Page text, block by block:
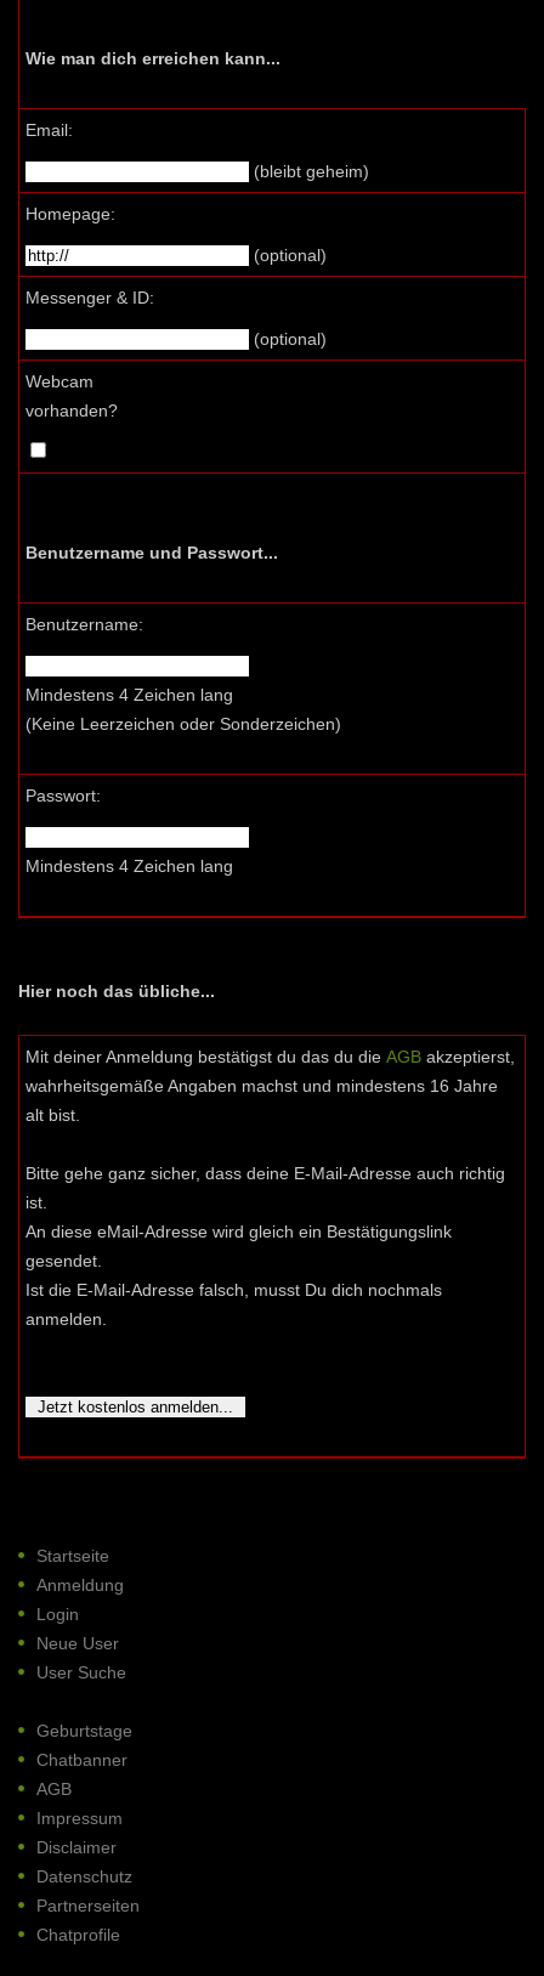
Wie man dich erreichen kann...
Email:
(bleibt geheim)
Homepage:
(optional)
Messenger & ID:
(optional)
Webcam
vorhanden?
Benutzername und Passwort...
Benutzername:
Mindestens 4 Zeichen lang
(Keine Leerzeichen oder Sonderzeichen)
Passwort:
Mindestens 4 Zeichen lang
Hier noch das übliche...
Mit deiner Anmeldung bestätigst du das du die AGB akzeptierst,
wahrheitsgemäße Angaben machst und mindestens 16 Jahre
alt bist.
Bitte gehe ganz sicher, dass deine E-Mail-Adresse auch richtig
ist.
An diese eMail-Adresse wird gleich ein Bestätigungslink
gesendet.
Ist die E-Mail-Adresse falsch, musst Du dich nochmals
anmelden.
Startseite
Anmeldung
Login
Neue User
User Suche
Geburtstage
Chatbanner
AGB
Impressum
Disclaimer
Datenschutz
Partnerseiten
Chatprofile